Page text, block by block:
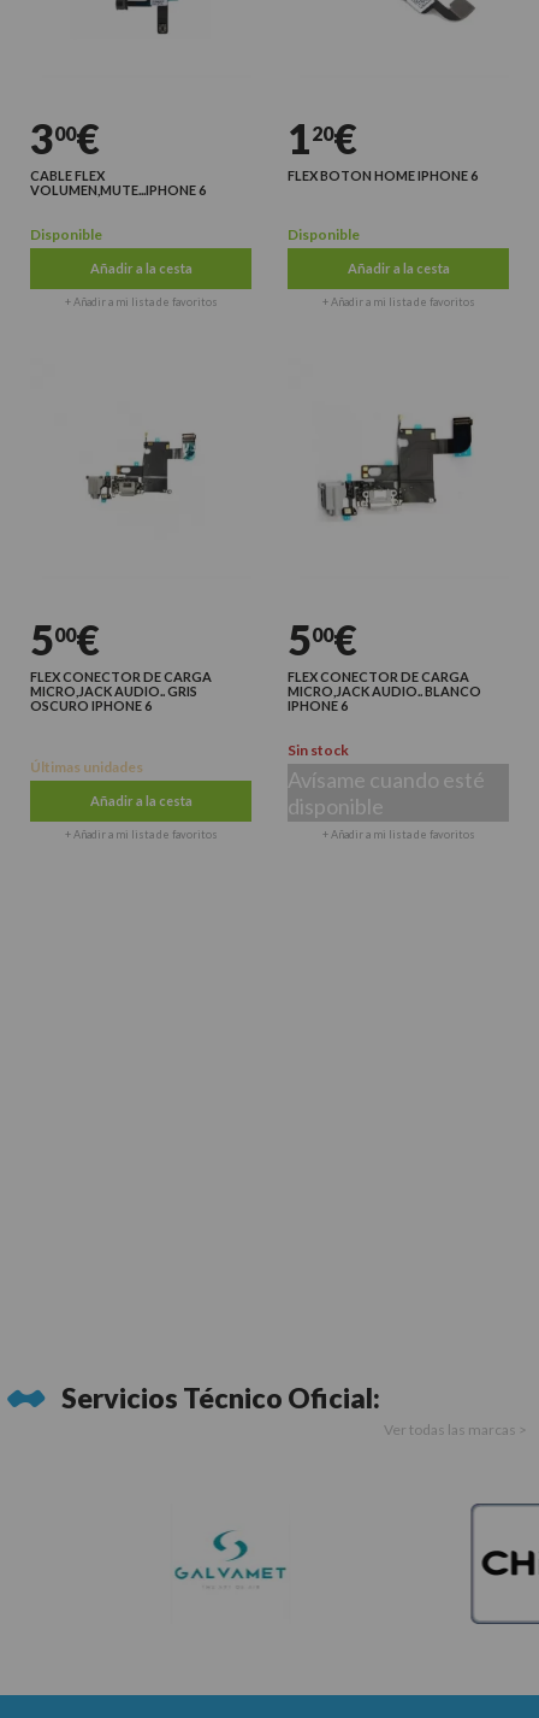
300€
CABLE FLEX
VOLUMEN,MUTE...IPHONE 6
Disponible
Añadir a la cesta
+ Añadir a mi lista de favoritos
120€
FLEX BOTON HOME IPHONE 6
Disponible
Añadir a la cesta
+ Añadir a mi lista de favoritos
500€
FLEX CONECTOR DE CARGA
MICRO,JACK AUDIO.. GRIS
OSCURO IPHONE 6
Últimas unidades
Añadir a la cesta
+ Añadir a mi lista de favoritos
500€
FLEX CONECTOR DE CARGA
MICRO,JACK AUDIO.. BLANCO
IPHONE 6
Sin stock
Avísame cuando esté
disponible
+ Añadir a mi lista de favoritos
Servicios Técnico Oficial:
Ver todas las marcas >